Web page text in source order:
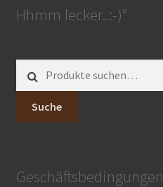
Hhmm lecker..:-)°
nach:
Suche
Geschäftsbedingungen